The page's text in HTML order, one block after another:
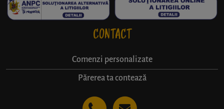
CONTACT
Comenzi personalizate
Părerea ta contează